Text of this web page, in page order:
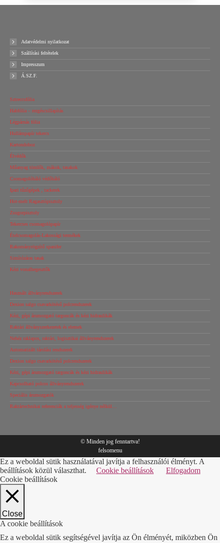
Adatvédelmi nyilatkozat
Szállítási feltételek
Impresszum
Á.SZ.F.
Sztreccsfólia
Habfólia – rezgéscsillapítás
Légpárnás fólia
Hullámpapír tekercs
Kartondoboz
Élvédők
Műanyag tömlők, zsákok, tasakok
Csomagolóháló védőháló
Ipari tűzőgépek , tackerek
Hot-melt Ragasztópisztoly
Zsugorpisztoly
Tekercses csomagolópapír
Ételcsomagolás-Lakossági termékek
Rakományrögzítő spanifer
Simítózáras tasak
Kézi vonalhegesztők
Használt állványrendszerek
Dexion salgo csavarkötésű polcrendszerek
Kézi, gépi árumozgató targoncák és kézi hidraulikák
Raktári állványszerkezetek és elemek
Nehéz raklapos, raktári, logisztikai állványrendszerek
Automatizált tárolási rendszerek
Dexion salgo csavarkötésű polcrendszerek
Kézi, gépi árumozgató targoncák és kézi hidraulikák
Kapcsolható polcos állványrendszerek
Speciális árumozgatók
Raktártechnikai referenciák a teljesség igénye nélkül…
© Minden jog fenntartva!
felsomenu
Ez a weboldal sütik használatával javítja a felhasználói élményt. A
beállítások közül választhat.
Cookie beállítások
Elfogadom
Cookie beállítások
Close
A cookie beállítások
Ez a weboldal sütik segítségével javítja az Ön élményét, miközben Ön